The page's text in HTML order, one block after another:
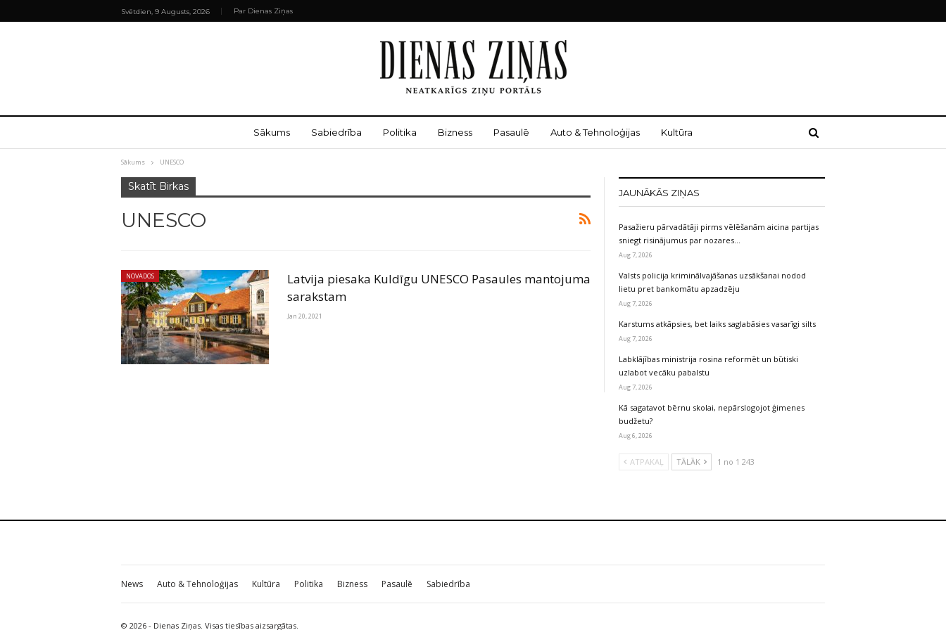
Svētdien, 9 Augusts, 2026 Par Dienas Ziņas
Sākums Sabiedrība Politika Bizness Pasaulē Auto & Tehnoloģijas Kultūra
Sākums UNESCO
Skatīt Birkas
UNESCO
NOVADOS
Latvija piesaka Kuldīgu UNESCO Pasaules mantojuma
sarakstam
Jan 20, 2021
JAUNĀKĀS ZIŅAS
Pasažieru pārvadātāji pirms vēlēšanām aicina partijas
sniegt risinājumus par nozares…
Aug 7, 2026
Valsts policija kriminālvajāšanas uzsākšanai nodod
lietu pret bankomātu apzadzēju
Aug 7, 2026
Karstums atkāpsies, bet laiks saglabāsies vasarīgi silts
Aug 7, 2026
Labklājības ministrija rosina reformēt un būtiski
uzlabot vecāku pabalstu
Aug 7, 2026
Kā sagatavot bērnu skolai, nepārslogojot ģimenes
budžetu?
Aug 6, 2026
ATPAKAĻ TĀLĀK 1 no 1 243
News Auto & Tehnoloģijas Kultūra Politika Bizness Pasaulē Sabiedrība
© 2026 - Dienas Ziņas. Visas tiesības aizsargātas.